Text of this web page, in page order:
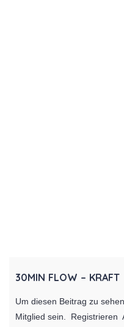
30MIN FLOW – KRAFT
Um diesen Beitrag zu
Mitglied sein. Registrieren